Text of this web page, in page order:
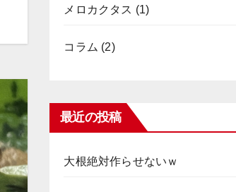
メロカクタス (1)
コラム (2)
最近の投稿
大根絶対作らせないｗ